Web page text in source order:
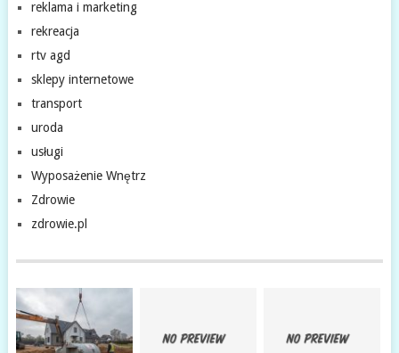
reklama i marketing
rekreacja
rtv agd
sklepy internetowe
transport
uroda
usługi
Wyposażenie Wnętrz
Zdrowie
zdrowie.pl